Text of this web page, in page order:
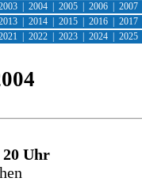
2004 2005 2006 2007
2014 2015 2016 2017
2022 2023 2024 2025
20 Uhr